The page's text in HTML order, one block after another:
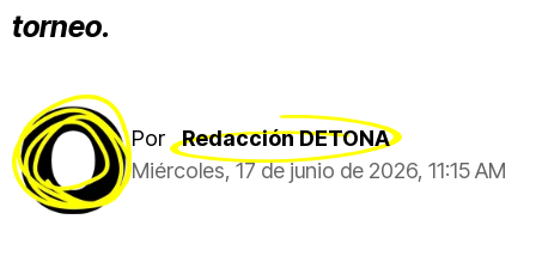
torneo.
Por
Redacción DETONA
Miércoles, 17 de junio de 2026, 11:15 AM